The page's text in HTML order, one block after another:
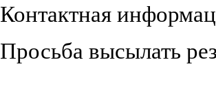
Контактная
Просьба высылать